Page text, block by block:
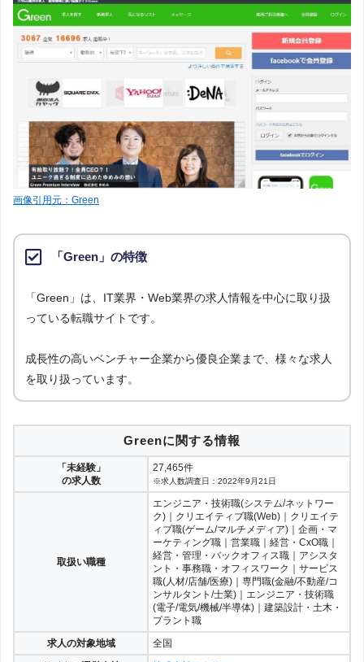
画像引用元：Green
「Green」の特徴
「Green」は、IT業界・Web業界の求人情報を中心に取り扱
っている転職サイトです。
成長性の高いベンチャー企業から優良企業まで、様々な求人
を取り扱っています。
Greenに関する情報
「未経験」
の求人数
27,465件
※求人数調査日：2022年9月21日
取扱い職種
エンジニア・技術職(システム/ネットワー
ク)｜クリエイティブ職(Web)｜クリエイテ
ィブ職(ゲーム/マルチメディア)｜企画・マ
ーケティング職｜営業職｜経営・CxO職｜
経営・管理・バックオフィス職｜アシスタ
ント・事務職・オフィスワーク｜サービス
職(人材/店舗/医療)｜専門職(金融/不動産/コ
ンサルタント/士業)｜エンジニア・技術職
(電子/電気/機械/半導体)｜建築設計・土木・
プラント職
求人の対象地域
全国